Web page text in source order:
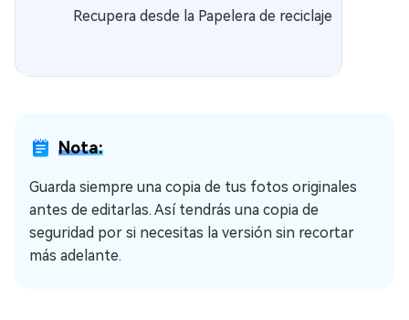
Recupera desde la Papelera de reciclaje
Nota:
Guarda siempre una copia de tus fotos originales
antes de editarlas. Así tendrás una copia de
seguridad por si necesitas la versión sin recortar
más adelante.